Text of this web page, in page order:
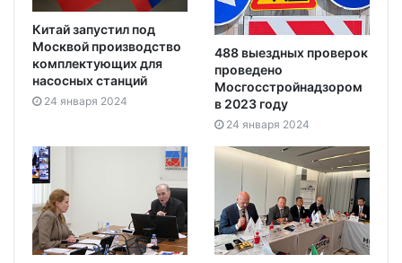
Китай запустил под
Москвой производство
комплектующих для
насосных станций
24 января 2024
488 выездных проверок
проведено
Мосгосстройнадзором
в 2023 году
24 января 2024